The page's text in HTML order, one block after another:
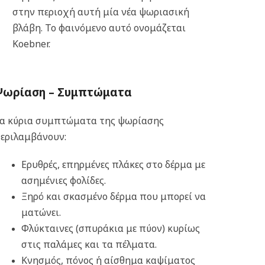
στην περιοχή αυτή μία νέα ψωριασική
βλάβη. Το φαινόμενο αυτό ονομάζεται
Koebner.
– Συμπτώματα
κύρια συμπτώματα της ψωρίασης
Ερυθρές, επηρμένες πλάκες στο δέρμα με
ασημένιες φολίδες.
Ξηρό και σκασμένο δέρμα που μπορεί να
ματώνει.
Φλύκταινες (σπυράκια με πύον) κυρίως
στις παλάμες και τα πέλματα.
Κνησμός, πόνος ή αίσθημα καψίματος